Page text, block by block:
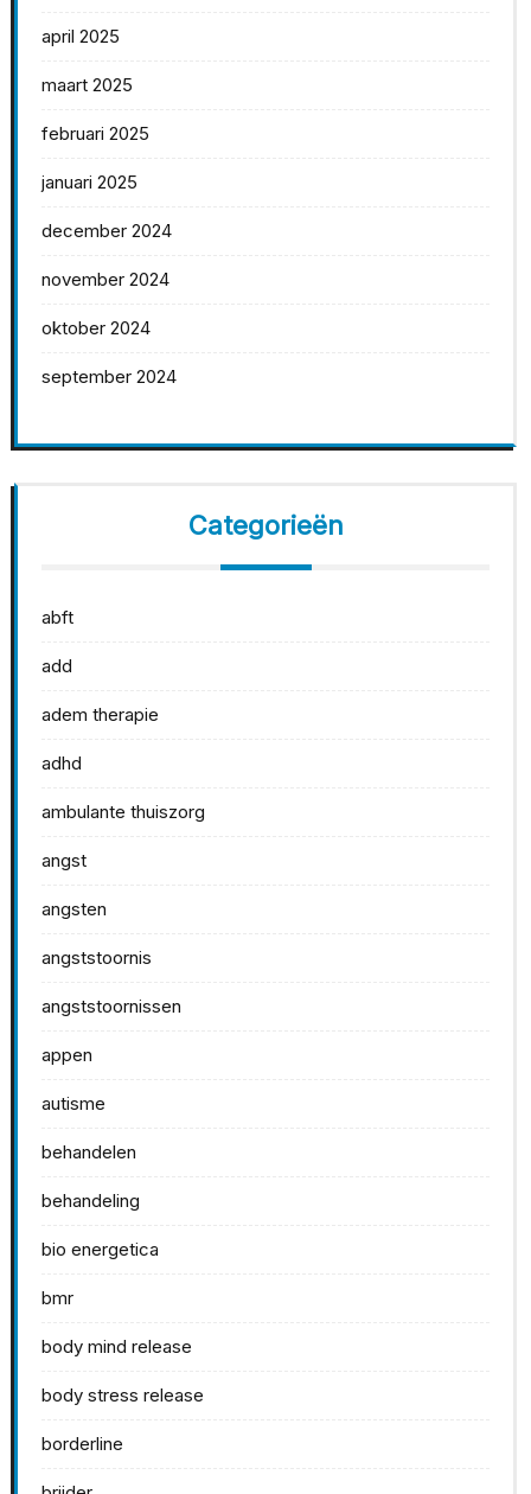
april 2025
maart 2025
februari 2025
januari 2025
december 2024
november 2024
oktober 2024
september 2024
Categorieën
abft
add
adem therapie
adhd
ambulante thuiszorg
angst
angsten
angststoornis
angststoornissen
appen
autisme
behandelen
behandeling
bio energetica
bmr
body mind release
body stress release
borderline